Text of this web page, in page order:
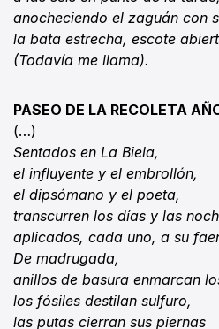
anocheciendo el zaguán con
la bata estrecha, escote
(Todavía me llama).
PASEO DE LA RECOLETA
(…)
Sentados en La Biela,
el influyente y el embrollón,
el dipsómano y el poeta,
transcurren los días y las
aplicados, cada uno, a su
De madrugada,
anillos de basura enmarcan
los fósiles destilan sulfuro,
las putas cierran sus piernas